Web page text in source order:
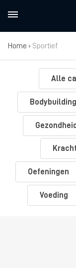
Home › Sportief
Alle
Bodybuilding
Gezondheid
Oefeningen
Voeding